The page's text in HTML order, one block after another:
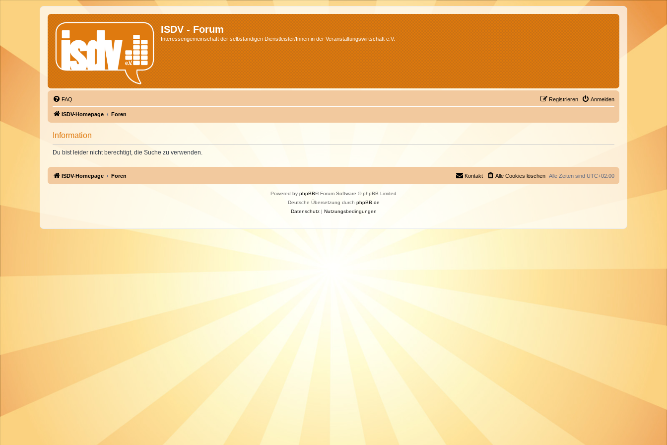
ISDV - Forum
Interessengemeinschaft der selbständigen Dienstleister/Innen in der Veranstaltungswirtschaft e.V.
FAQ Anmelden
Registrieren
ISDV-Homepage Foren
Information
Du bist leider nicht berechtigt, die Suche zu verwenden.
ISDV-Homepage Foren Alle Zeiten sind UTC+02:00
Alle Cookies löschen
Kontakt
Powered by phpBB® Forum Software © phpBB Limited
Deutsche Übersetzung durch phpBB.de
Datenschutz| Nutzungsbedingungen